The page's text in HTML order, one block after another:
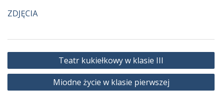
ZDJĘCIA
Nawigacja
wpisu
Teatr kukiełkowy w klasie III
Miodne życie w klasie pierwszej